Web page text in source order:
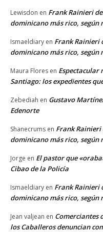
Lewisdon en Frank Rainieri
dominicano más rico, según
Ismaeldiary en Frank Rainieri
dominicano más rico, según
Maura Flores en Espectacular
Santiago: los expedientes
Zebediah en Gustavo
Edenorte
Shanecrums en Frank Rainieri
dominicano más rico, según
Jorge en El pastor que
Cibao de la Policía
Ismaeldiary en Frank Rainieri
dominicano más rico, según
Jean valjean en Comerciantes
los Caballeros denuncian